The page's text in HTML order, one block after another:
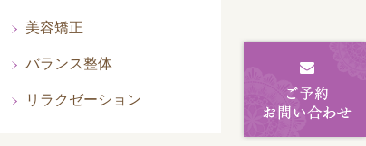
美容矯正
バランス整体
リラクゼーション